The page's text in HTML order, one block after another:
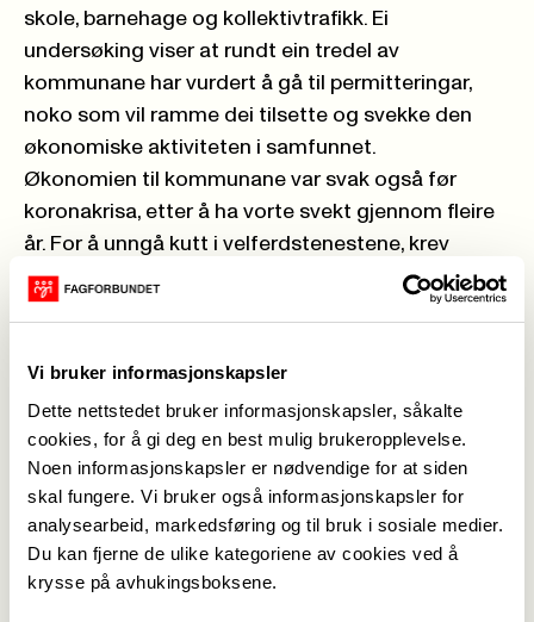
Vi bruker informasjonskapsler
Dette nettstedet bruker informasjonskapsler, såkalte
cookies, for å gi deg en best mulig brukeropplevelse.
Noen informasjonskapsler er nødvendige for at siden
skal fungere. Vi bruker også informasjonskapsler for
analysearbeid, markedsføring og til bruk i sosiale medier.
Du kan fjerne de ulike kategoriene av cookies ved å
krysse på avhukingsboksene.
skole, barnehage og kollektivtrafikk. Ei
undersøking viser at rundt ein tredel av
kommunane har vurdert å gå til permitteringar,
noko som vil ramme dei tilsette og svekke den
økonomiske aktiviteten i samfunnet.
Økonomien til kommunane var svak også før
koronakrisa, etter å ha vorte svekt gjennom fleire
år. For å unngå kutt i velferdstenestene, krev
landsstyret til Fagforbundet at regjeringa og
Stortinget så raskt som råd kompenserer dei auka
har fått.
Fagforbundet meiner at fordelinga av middel
mellom kommunane i større grad må bli basert på
faktiske utgifter, og ikkje bli fordelt ut frå
innbyggartal. Fylkesmennene må få ein større del
av desse midla til skjønnsmessig fordeling, basert
på lokal kunnskap om dei problema koronakrisa
har skapt i kommunane.